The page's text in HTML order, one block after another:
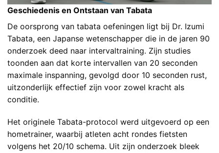
Geschiedenis en Ontstaan van Tabata
De oorsprong van tabata oefeningen ligt bij Dr. Izumi
Tabata, een Japanse wetenschapper die in de jaren 90
onderzoek deed naar intervaltraining. Zijn studies
toonden aan dat korte intervallen van 20 seconden
maximale inspanning, gevolgd door 10 seconden rust,
uitzonderlijk effectief zijn voor zowel kracht als
conditie.
Het originele Tabata-protocol werd uitgevoerd op een
hometrainer, waarbij atleten acht rondes fietsten
volgens het 20/10 schema. Uit zijn onderzoek bleek